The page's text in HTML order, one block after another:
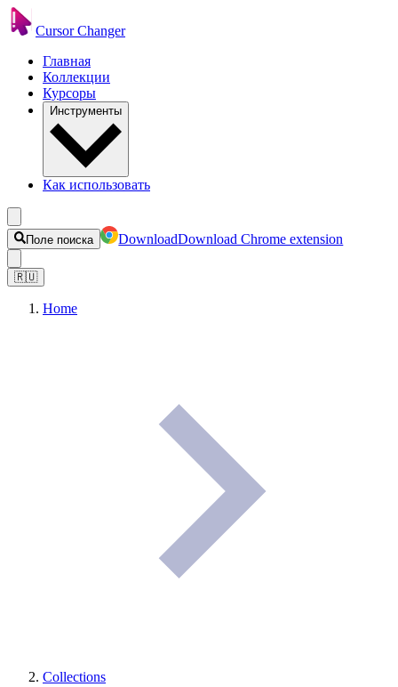
Cursor Changer
Главная
Коллекции
Курсоры
Инструменты
Как использовать
Поле поиска DownloadDownload Chrome extension
🇷🇺
Home
Collections